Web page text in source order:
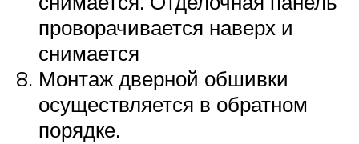
проворачивается наверх и
снимается
Монтаж дверной обшивки
осуществляется в обратном
порядке.